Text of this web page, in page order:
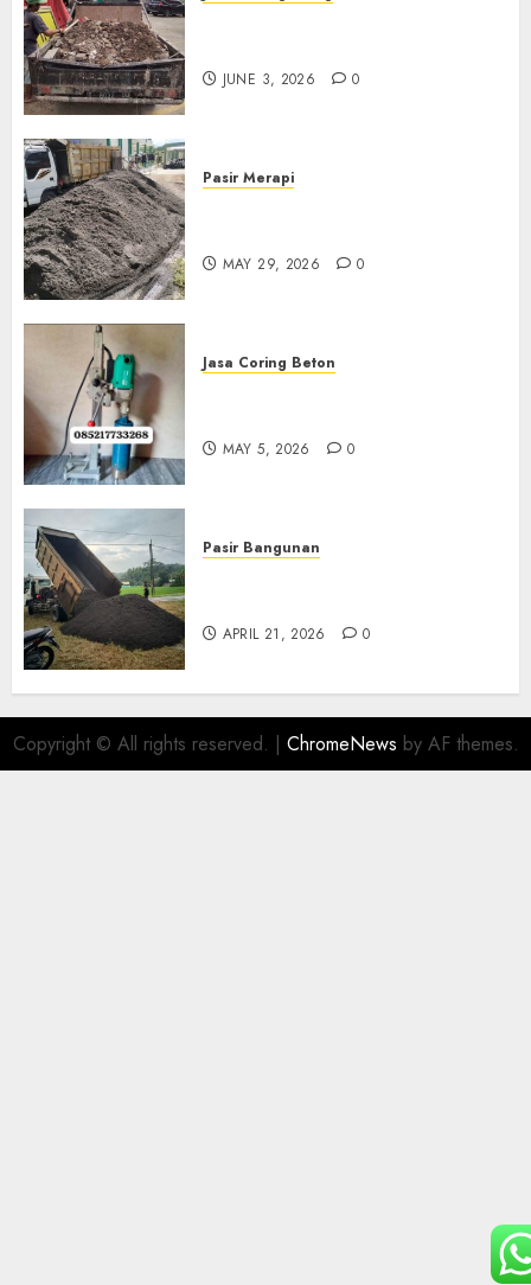
JUNE 3, 2026 0
Pasir Merapi
MAY 29, 2026 0
Jasa Coring Beton
MAY 5, 2026 0
Pasir Bangunan
APRIL 21, 2026 0
Copyright © All rights reserved. | ChromeNews by AF themes.